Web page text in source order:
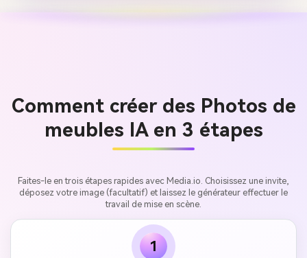
Comment créer des Photos de
meubles IA en 3 étapes
Faites-le en trois étapes rapides avec Media.io. Choisissez une invite,
déposez votre image (facultatif) et laissez le générateur effectuer le
travail de mise en scène.
1